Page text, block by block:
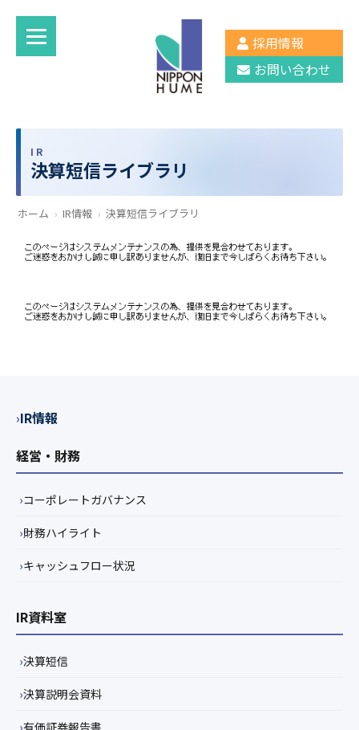
採用情報
お問い合わせ
IR
決算短信ライブラリ
ホーム › IR情報 › 決算短信ライブラリ
IR情報
経営・財務
コーポレートガバナンス
財務ハイライト
キャッシュフロー状況
IR資料室
決算短信
決算説明会資料
有価証券報告書